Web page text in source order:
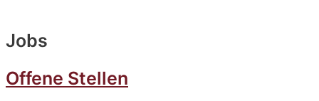
Jobs
Offene Stellen